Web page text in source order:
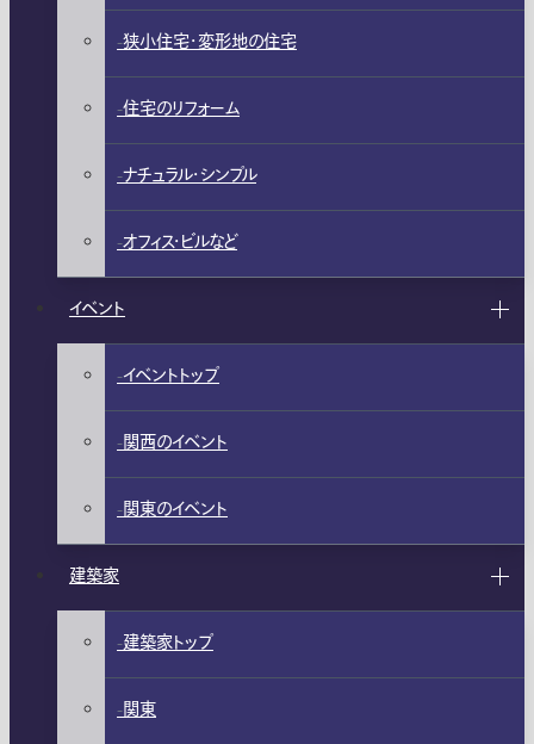
狭小住宅・変形地の住宅
住宅のリフォーム
ナチュラル・シンプル
オフィス・ビルなど
イベント
イベントトップ
関西のイベント
関東のイベント
建築家
建築家トップ
関東